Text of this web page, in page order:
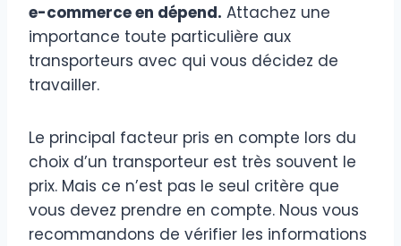
e-commerce en dépend. Attachez une
importance toute particulière aux
transporteurs avec qui vous décidez de
travailler.
Le principal facteur pris en compte lors du
choix d’un transporteur est très souvent le
prix. Mais ce n’est pas le seul critère que
vous devez prendre en compte. Nous vous
recommandons de vérifier les informations